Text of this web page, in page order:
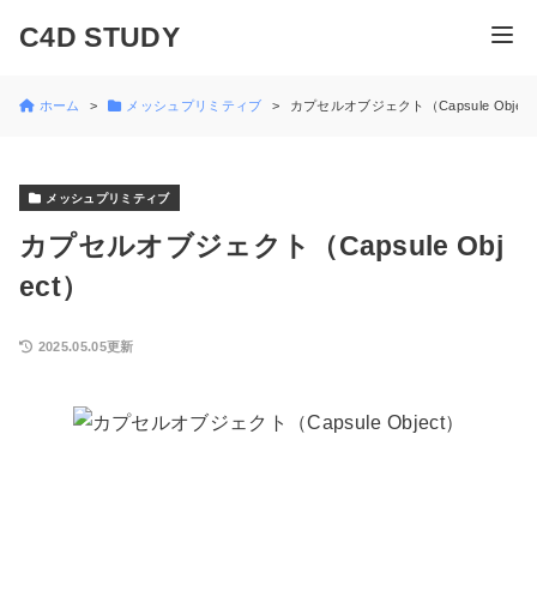
C4D STUDY
ホーム メッシュプリミティブ カプセルオブジェクト（Capsule Object
メッシュプリミティブ
カプセルオブジェクト（Capsule Obj
ect）
2025.05.05更新